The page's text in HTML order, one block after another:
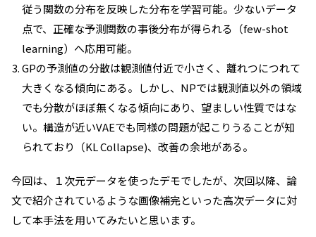
従う関数の分布を反映した分布を学習可能。少ないデータ
点で、正確な予測関数の事後分布が得られる（few-shot
learning）へ応用可能。
GPの予測値の分散は観測値付近で小さく、離れつにつれて
大きくなる傾向にある。しかし、NPでは観測値以外の領域
でも分散がほぼ無くなる傾向にあり、望ましい性質ではな
い。構造が近いVAEでも同様の問題が起こりうることが知
られており（KL Collapse)、改善の余地がある。
今回は、１次元データを使ったデモでしたが、次回以降、論
文で紹介されているような画像補完といった高次データに対
して本手法を用いてみたいと思います。